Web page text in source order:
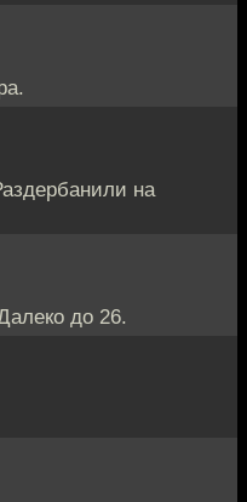
на
до 26.